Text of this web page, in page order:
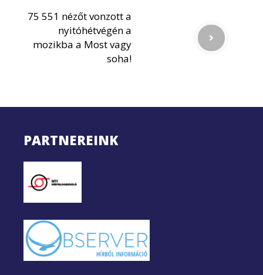
75 551 nézőt vonzott a
nyitóhétvégén a
mozikba a Most vagy
soha!
PARTNEREINK